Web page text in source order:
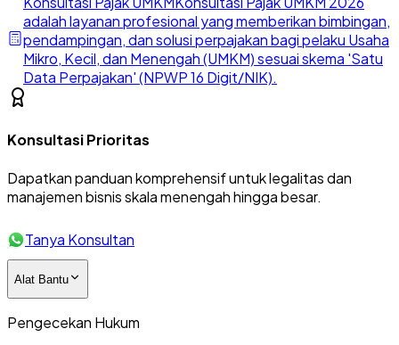
adalah layanan profesional yang memberikan bimbingan,
pendampingan, dan solusi perpajakan bagi pelaku Usaha
Mikro, Kecil, dan Menengah (UMKM) sesuai skema 'Satu
Data Perpajakan' (NPWP 16 Digit/NIK).
Konsultasi Prioritas
Dapatkan panduan komprehensif untuk legalitas dan
manajemen bisnis skala menengah hingga besar.
Tanya Konsultan
Alat Bantu
Pengecekan Hukum